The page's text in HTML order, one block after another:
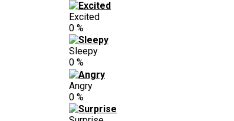
Excited
0 %
Sleepy
0 %
Angry
0 %